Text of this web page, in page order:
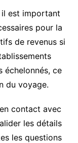
il est important
pour la
de revenus si
échelonnés, ce
du voyage.
contact avec
les détails
les questions